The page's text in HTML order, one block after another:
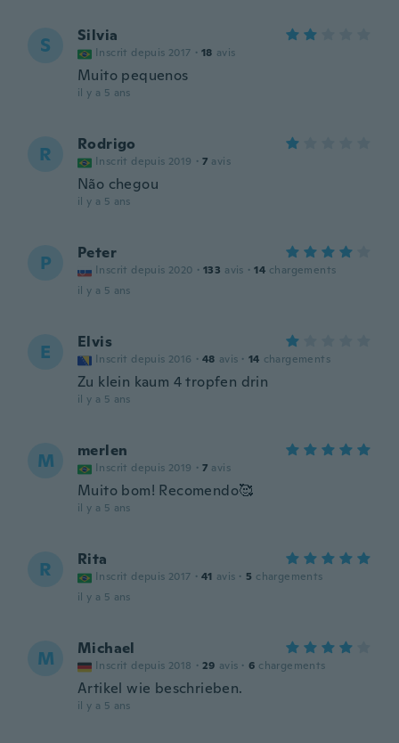
S Silvia
Inscrit depuis 2017 · 18 avis
Muito pequenos
il y a 5 ans
R Rodrigo
Inscrit depuis 2019 · 7 avis
Não chegou
il y a 5 ans
P Peter
Inscrit depuis 2020 · 133 avis · 14 chargements
il y a 5 ans
E Elvis
Inscrit depuis 2016 · 48 avis · 14 chargements
Zu klein kaum 4 tropfen drin
il y a 5 ans
M merlen
Inscrit depuis 2019 · 7 avis
Muito bom! Recomendo🥰
il y a 5 ans
R Rita
Inscrit depuis 2017 · 41 avis · 5 chargements
il y a 5 ans
M Michael
Inscrit depuis 2018 · 29 avis · 6 chargements
Artikel wie beschrieben.
il y a 5 ans